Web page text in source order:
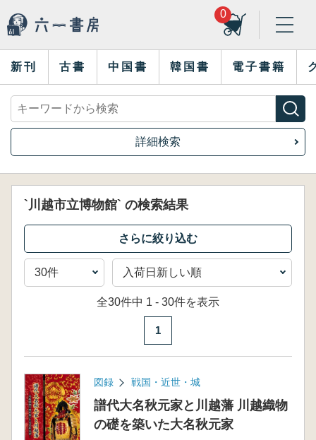
0
新刊 古書 中国書 韓国書 電子書籍
詳細検索
`川越市立博物館` の検索結果
全30件中 1 - 30件を表示
1
図録 戦国・近世・城
譜代大名秋元家と川越藩 川越織物
の礎を築いた大名秋元家